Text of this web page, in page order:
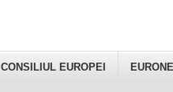
CONSILIUL EUROPEI